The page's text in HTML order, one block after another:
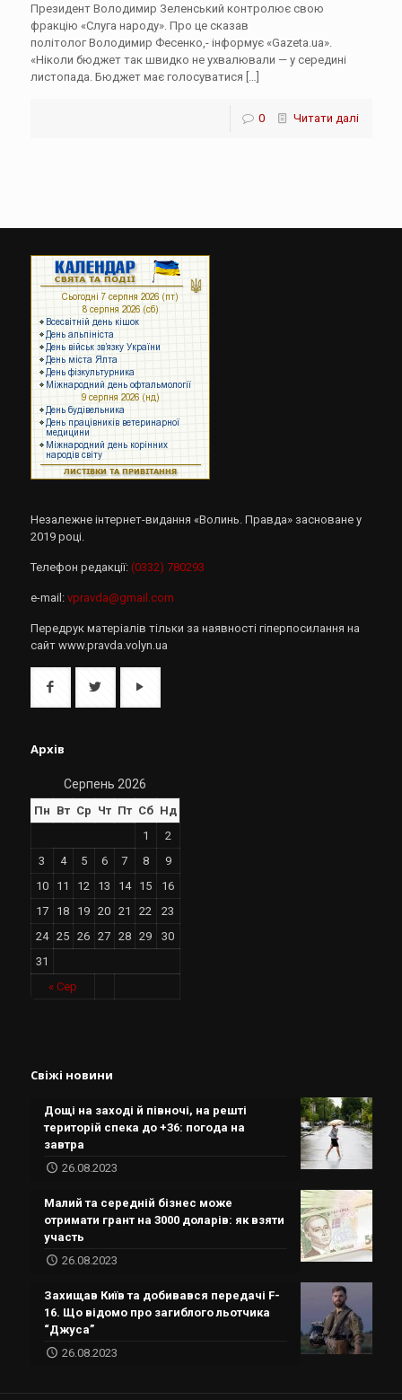
Президент Володимир Зеленський контролює свою
фракцію «Слуга народу». Про це сказав
політолог Володимир Фесенко,- інформує «Gazeta.ua».
«Ніколи бюджет так швидко не ухвалювали — у середині
листопада. Бюджет має голосуватися […]
0 Читати далі
Незалежне інтернет-видання «Волинь. Правда» засноване у
2019 році.
Телефон редакції: (0332) 780293
e-mail: vpravda@gmail.com
Передрук матеріалів тільки за наявності гіперпосилання на
сайт www.pravda.volyn.ua
Архів
Серпень 2026
Пн Вт Ср Чт Пт Сб Нд
« Сер
1
2
3
4 5 6 7 8
9
10
11 12 13 14 15
16
17
18 19 20 21 22
23
24
25 26 27 28 29
30
31
Свіжі новини
Дощі на заході й півночі, на решті
територій спека до +36: погода на
завтра
26.08.2023
Малий та середній бізнес може
отримати грант на 3000 доларів: як взяти
участь
26.08.2023
Захищав Київ та добивався передачі F-
16. Що відомо про загиблого льотчика
“Джуса”
26.08.2023